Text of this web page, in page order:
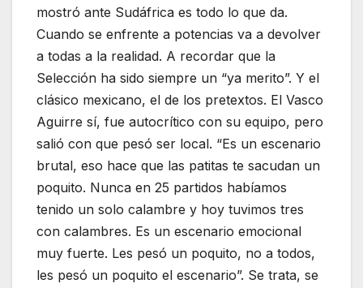
mostró ante Sudáfrica es todo lo que da.
Cuando se enfrente a potencias va a devolver
a todas a la realidad. A recordar que la
Selección ha sido siempre un “ya merito”. Y el
clásico mexicano, el de los pretextos. El Vasco
Aguirre sí, fue autocrítico con su equipo, pero
salió con que pesó ser local. “Es un escenario
brutal, eso hace que las patitas te sacudan un
poquito. Nunca en 25 partidos habíamos
tenido un solo calambre y hoy tuvimos tres
con calambres. Es un escenario emocional
muy fuerte. Les pesó un poquito, no a todos,
les pesó un poquito el escenario”. Se trata, se